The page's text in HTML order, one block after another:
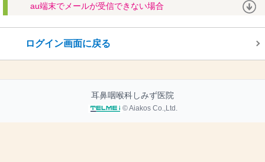
au端末でメールが受信できない場合
ログイン画面に戻る
耳鼻咽喉科しみず医院
© Aiakos Co.,Ltd.